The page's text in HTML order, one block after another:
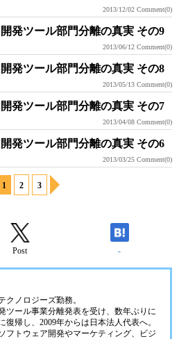
2013/12/02 Comment(0)
発ツール部門分離の真実 その9
2013/06/12 Comment(0)
発ツール部門分離の真実 その8
2013/05/13 Comment(0)
発ツール部門分離の真実 その7
2013/04/08 Comment(0)
発ツール部門分離の真実 その6
2013/03/25 Comment(0)
1 2 3
Post -
クノロジーズ勤務。
ツール事業分離発表を受け、数年ぶりに
復帰し、2009年からは日本法人代表へ。
フトウェア開発やマーケティング、ビジ